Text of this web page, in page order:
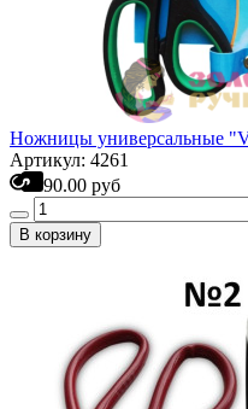
Ножницы универсальные
Артикул: 4261
90.00 руб
В корзину